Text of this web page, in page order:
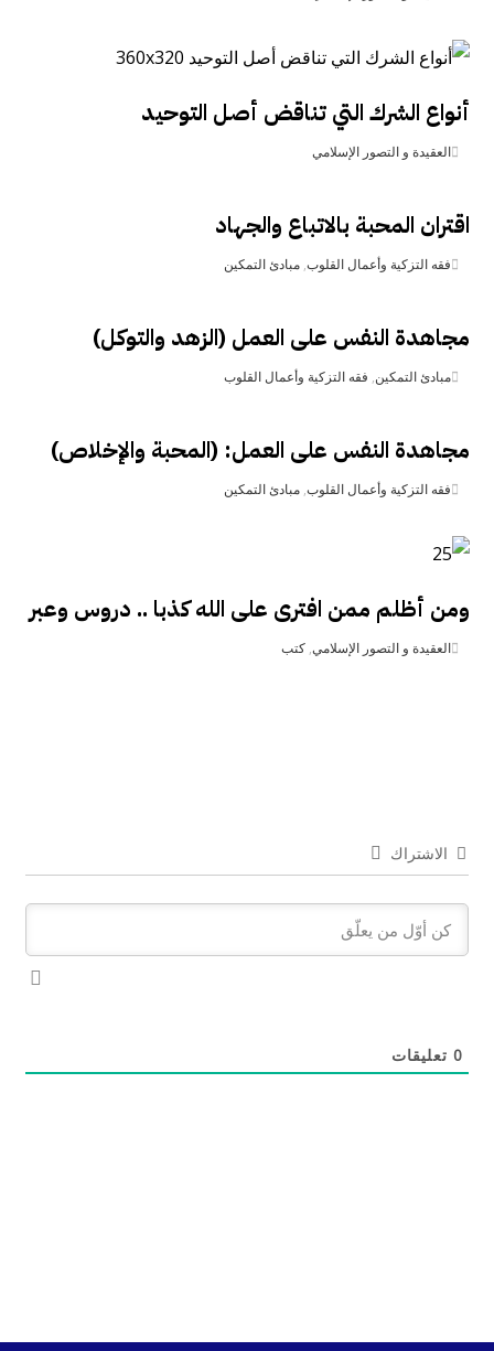
أنواع الشرك التي تناقض أصل التوحيد
العقيدة و التصور الإسلامي
اقتران المحبة بالاتباع والجهاد
فقه التزكية وأعمال القلوب,مبادئ التمكين
مجاهدة النفس على العمل (الزهد والتوكل)
مبادئ التمكين, فقه التزكية وأعمال القلوب
مجاهدة النفس على العمل: (المحبة والإخلاص)
فقه التزكية وأعمال القلوب,مبادئ التمكين
ومن أظلم ممن افترى على الله كذبا .. دروس وعبر
العقيدة و التصور الإسلامي,كتب
الاشتراك
0 تعليقات